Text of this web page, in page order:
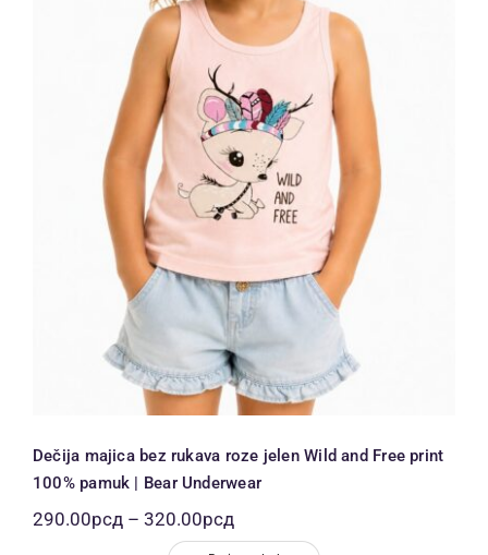
Dečija majica bez rukava roze jelen
Wild and Free print 100% pamuk |
Bear Underwear
Dečija majica bez rukava roze jelen Wild and Free print
100% pamuk | Bear Underwear
290.00рсд – 320.00рсдРаспон
цена: